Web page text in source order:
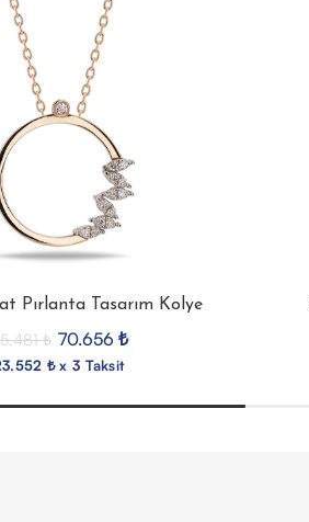
Pırlanta Tasarım Kolye
₺ 70.656 ₺
₺ x 3 Taksit